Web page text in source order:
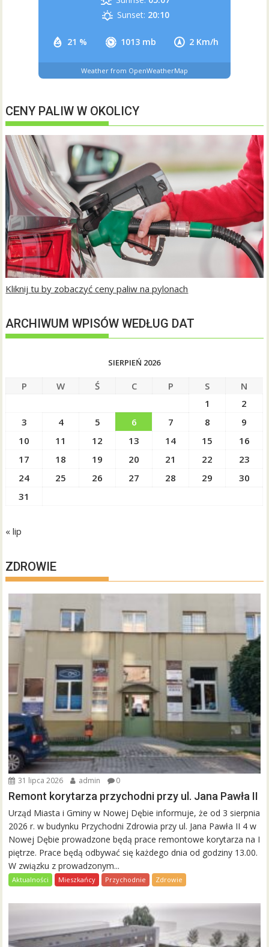
21 % 1013 mb 2 Km/h
Sunset: 20:10
Weather from OpenWeatherMap
CENY PALIW W OKOLICY
Kliknij tu by zobaczyć ceny paliw na pylonach
ARCHIWUM WPISÓW WEDŁUG DAT
SIERPIEŃ 2026
P W Ś C P S
N
1
2
3
4 5 6 7 8
9
10
11 12 13 14 15
16
17
18 19 20 21 22
23
24
25 26 27 28 29
30
31
« lip
ZDROWIE
31 lipca 2026 admin 0
Remont korytarza przychodni przy ul. Jana Pawła II
Urząd Miasta i Gminy w Nowej Dębie informuje, że od 3 sierpnia
2026 r. w budynku Przychodni Zdrowia przy ul. Jana Pawła II 4 w
Nowej Dębie prowadzone będą prace remontowe korytarza na I
piętrze. Prace będą odbywać się każdego dnia od godziny 13.00.
W związku z prowadzonym...
Aktualności Mieszkańcy Przychodnie Zdrowie